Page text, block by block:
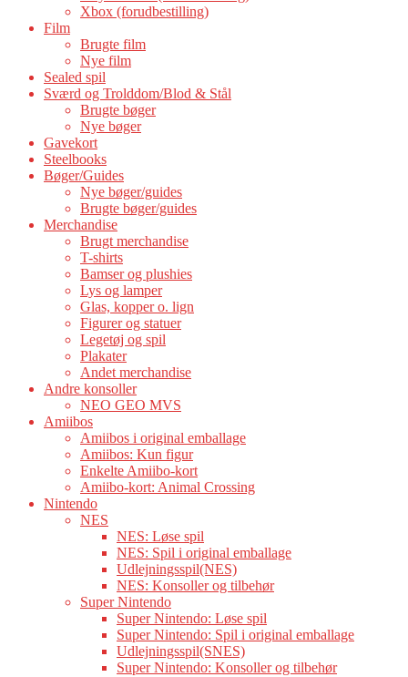
Xbox (forudbestilling)
Film
Brugte film
Nye film
Sealed spil
Sværd og Trolddom/Blod & Stål
Brugte bøger
Nye bøger
Gavekort
Steelbooks
Bøger/Guides
Nye bøger/guides
Brugte bøger/guides
Merchandise
Brugt merchandise
T-shirts
Bamser og plushies
Lys og lamper
Glas, kopper o. lign
Figurer og statuer
Legetøj og spil
Plakater
Andet merchandise
Andre konsoller
NEO GEO MVS
Amiibos
Amiibos i original emballage
Amiibos: Kun figur
Enkelte Amiibo-kort
Amiibo-kort: Animal Crossing
Nintendo
NES
NES: Løse spil
NES: Spil i original emballage
Udlejningsspil(NES)
NES: Konsoller og tilbehør
Super Nintendo
Super Nintendo: Løse spil
Super Nintendo: Spil i original emballage
Udlejningsspil(SNES)
Super Nintendo: Konsoller og tilbehør